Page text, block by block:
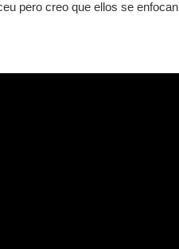
pero creo que ellos se enfocan